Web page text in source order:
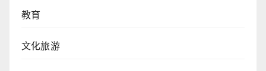
教育
文化旅游